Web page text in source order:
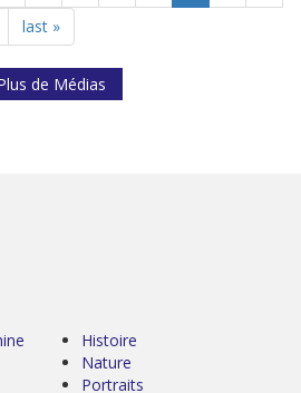
last »
de Médias
Histoire
Nature
Portraits